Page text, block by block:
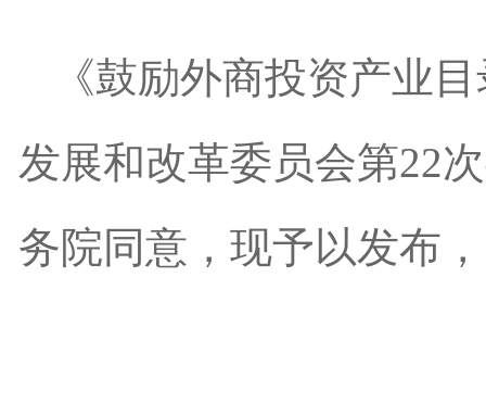
《鼓励外商投资产业
发展和改革委员会第22
务院同意，现予以发布